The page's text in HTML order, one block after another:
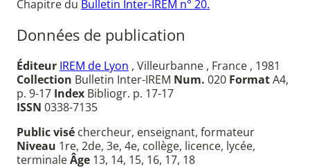
Chapitre du Bulletin Inter-IREM n° 20.
Données de publication
Éditeur IREM de Lyon , Villeurbanne , France , 1981
Collection Bulletin Inter-IREM Num. 020 FormatA4,
p. 9-17 Index Bibliogr. p. 17-17
ISSN 0338-7135
Public visé chercheur, enseignant, formateur
Niveau 1re, 2de, 3e, 4e, collège, licence, lycée,
terminaleÂge 13, 14, 15, 16, 17, 18